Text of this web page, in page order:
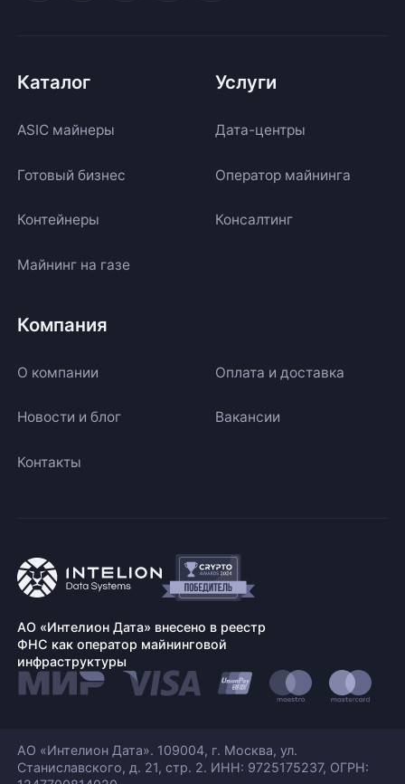
Каталог
ASIC майнеры
Готовый бизнес
Контейнеры
Майнинг на газе
Услуги
Дата-центры
Оператор майнинга
Консалтинг
Компания
О компании Оплата и доставка
Новости и блог Вакансии
Контакты
АО «Интелион Дата» внесено в реестр
ФНС как оператор майнинговой
инфраструктуры
АО «Интелион Дата». 109004, г. Москва, ул.
Станиславского, д. 21, стр. 2. ИНН: 9725175237, ОГРН: